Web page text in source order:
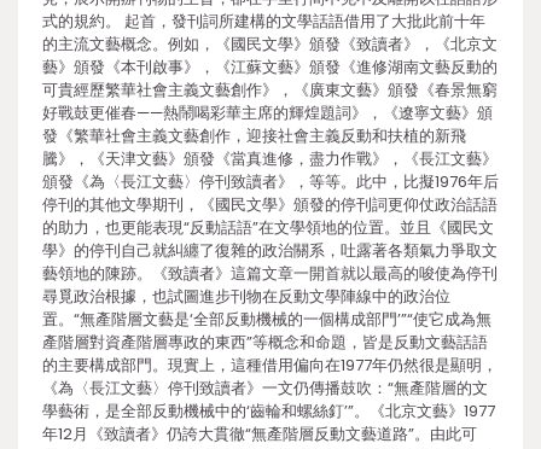
式的規約。 起首，發刊詞所建構的文學話語借用了大批此前十年
的主流文藝概念。例如，《國民文學》頒發《致讀者》，《北京文
藝》頒發《本刊啟事》，《江蘇文藝》頒發《進修湖南文藝反動的
可貴經歷繁華社會主義文藝創作》，《廣東文藝》頒發《春景無窮
好戰鼓更催春——熱鬧喝彩華主席的輝煌題詞》，《遼寧文藝》頒
發《繁華社會主義文藝創作，迎接社會主義反動和扶植的新飛
騰》，《天津文藝》頒發《當真進修，盡力作戰》，《長江文藝》
頒發《為〈長江文藝〉停刊致讀者》，等等。此中，比擬1976年后
停刊的其他文學期刊，《國民文學》頒發的停刊詞更仰仗政治話語
的助力，也更能表現“反動話語”在文學領地的位置。並且《國民文
學》的停刊自己就糾纏了復雜的政治關系，吐露著各類氣力爭取文
藝領地的陳跡。《致讀者》這篇文章一開首就以最高的唆使為停刊
尋覓政治根據，也試圖進步刊物在反動文學陣線中的政治位
置。“無產階層文藝是‘全部反動機械的一個構成部門’”“使它成為無
產階層對資產階層專政的東西”等概念和命題，皆是反動文藝話語
的主要構成部門。現實上，這種借用偏向在1977年仍然很是顯明，
《為〈長江文藝〉停刊致讀者》一文仍傳播鼓吹：“無產階層的文
學藝術，是全部反動機械中的‘齒輪和螺絲釘’”。《北京文藝》1977
年12月《致讀者》仍誇大貫徹“無產階層反動文藝道路”。由此可